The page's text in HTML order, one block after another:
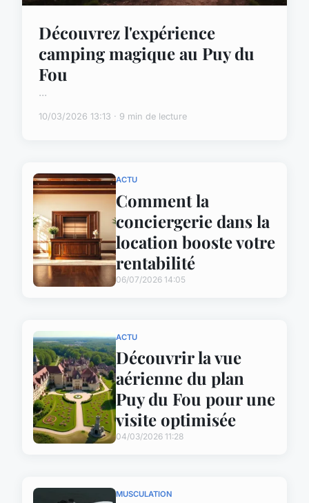
Découvrez l'expérience
camping magique au Puy du
Fou
...
10/03/2026 13:13 · 9 min de lecture
ACTU
Comment la
conciergerie dans la
location booste votre
rentabilité
06/07/2026 14:05
ACTU
Découvrir la vue
aérienne du plan
Puy du Fou pour une
visite optimisée
04/03/2026 11:28
MUSCULATION